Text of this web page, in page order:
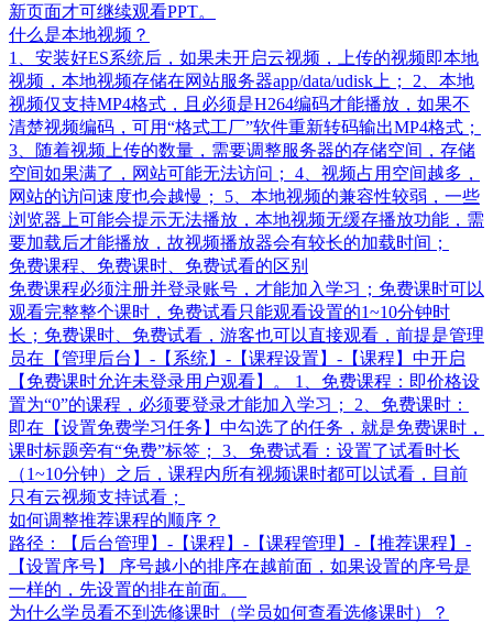
新页面才可继续观看PPT。
什么是本地视频？
1、安装好ES系统后，如果未开启云视频，上传的视频即本地
视频，本地视频存储在网站服务器app/data/udisk上； 2、本地
视频仅支持MP4格式，且必须是H264编码才能播放，如果不
清楚视频编码，可用“格式工厂”软件重新转码输出MP4格式；
3、随着视频上传的数量，需要调整服务器的存储空间，存储
空间如果满了，网站可能无法访问； 4、视频占用空间越多，
网站的访问速度也会越慢； 5、本地视频的兼容性较弱，一些
浏览器上可能会提示无法播放，本地视频无缓存播放功能，需
要加载后才能播放，故视频播放器会有较长的加载时间；
免费课程、免费课时、免费试看的区别
免费课程必须注册并登录账号，才能加入学习；免费课时可以
观看完整整个课时，免费试看只能观看设置的1~10分钟时
长；免费课时、免费试看，游客也可以直接观看，前提是管理
员在【管理后台】-【系统】-【课程设置】-【课程】中开启
【免费课时允许未登录用户观看】。 1、免费课程：即价格设
置为“0”的课程，必须要登录才能加入学习； 2、免费课时：
即在【设置免费学习任务】中勾选了的任务，就是免费课时，
课时标题旁有“免费”标签； 3、免费试看：设置了试看时长
（1~10分钟）之后，课程内所有视频课时都可以试看，目前
只有云视频支持试看；
如何调整推荐课程的顺序？
路径：【后台管理】-【课程】-【课程管理】-【推荐课程】-
【设置序号】 序号越小的排序在越前面，如果设置的序号是
一样的，先设置的排在前面。
为什么学员看不到选修课时（学员如何查看选修课时）？